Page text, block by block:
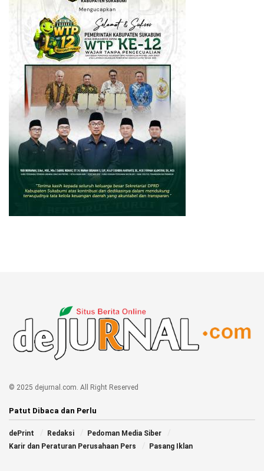
© 2025 dejurnal.com. All Right Reserved
Patut Dibaca dan Perlu
dePrint Redaksi
Pedoman Media Siber
Karir dan Peraturan Perusahaan Pers
Pasang Iklan